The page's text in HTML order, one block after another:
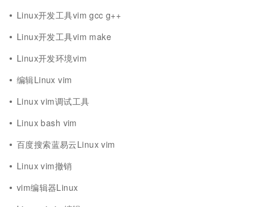
Linux开发工具vim gcc g++
Linux开发工具vim make
Linux开发环境vim
编辑Linux vim
Linux vim调试工具
Linux bash vim
百度搜索蓝易云Linux vim
Linux vim撤销
vim编辑器Linux